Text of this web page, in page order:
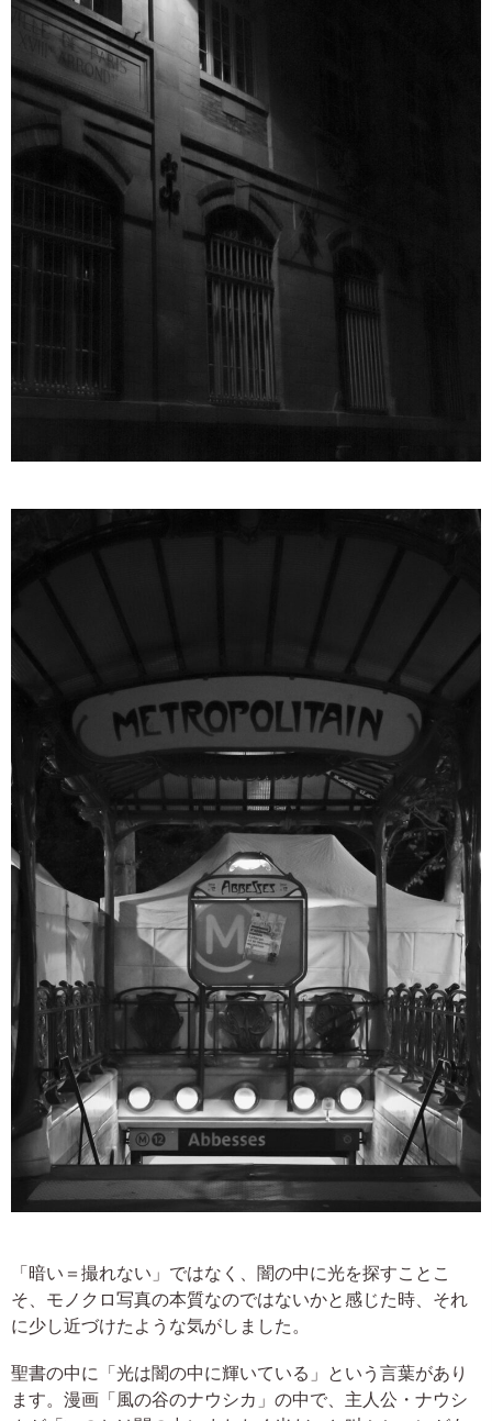
「暗い＝撮れない」ではなく、闇の中に光を探すことこ
そ、モノクロ写真の本質なのではないかと感じた時、それ
に少し近づけたような気がしました。
聖書の中に「光は闇の中に輝いている」という言葉があり
ます。漫画「風の谷のナウシカ」の中で、主人公・ナウシ